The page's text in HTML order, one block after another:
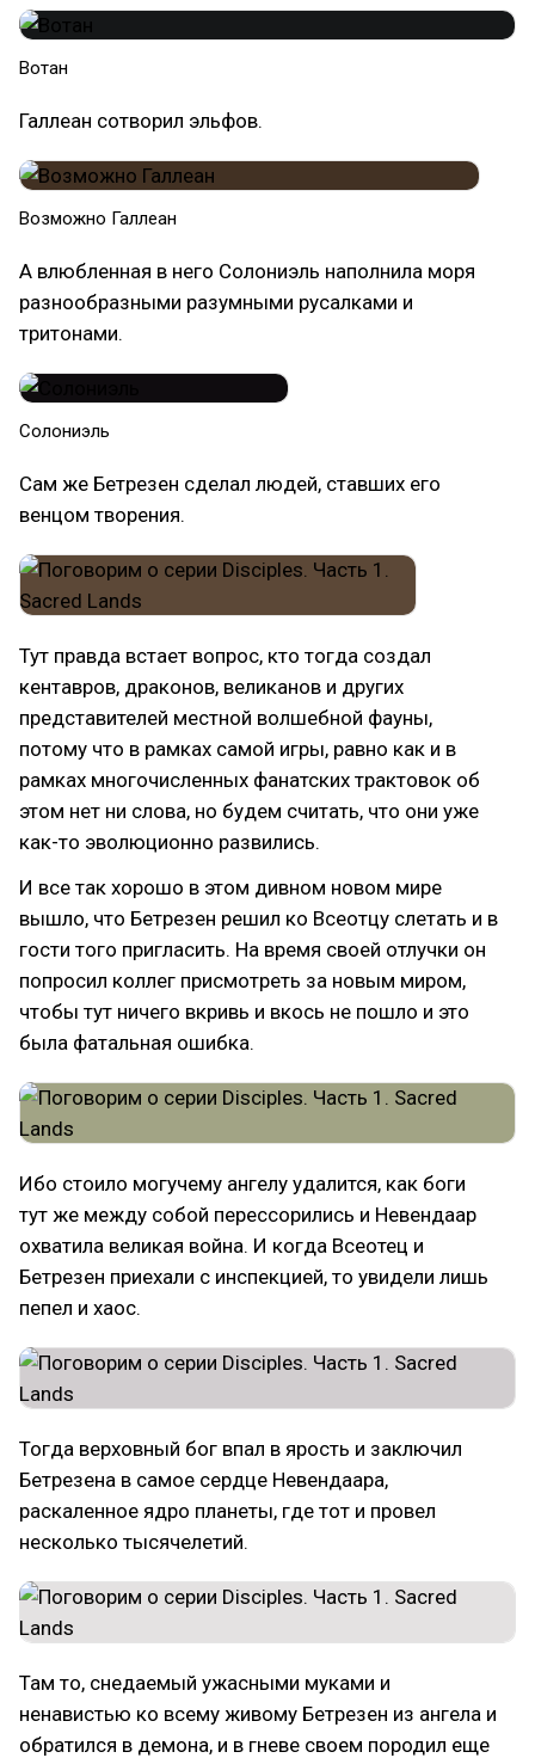
Вотан
Галлеан сотворил эльфов.
Возможно Галлеан
А влюбленная в него Солониэль наполнила моря
разнообразными разумными русалками и
тритонами.
Солониэль
Сам же Бетрезен сделал людей, ставших его
венцом творения.
Тут правда встает вопрос, кто тогда создал
кентавров, драконов, великанов и других
представителей местной волшебной фауны,
потому что в рамках самой игры, равно как и в
рамках многочисленных фанатских трактовок об
этом нет ни слова, но будем считать, что они уже
как-то эволюционно развились.
И все так хорошо в этом дивном новом мире
вышло, что Бетрезен решил ко Всеотцу слетать и в
гости того пригласить. На время своей отлучки он
попросил коллег присмотреть за новым миром,
чтобы тут ничего вкривь и вкось не пошло и это
была фатальная ошибка.
Ибо стоило могучему ангелу удалится, как боги
тут же между собой перессорились и Невендаар
охватила великая война. И когда Всеотец и
Бетрезен приехали с инспекцией, то увидели лишь
пепел и хаос.
Тогда верховный бог впал в ярость и заключил
Бетрезена в самое сердце Невендаара,
раскаленное ядро планеты, где тот и провел
несколько тысячелетий.
Там то, снедаемый ужасными муками и
ненавистью ко всему живому Бетрезен из ангела и
обратился в демона, и в гневе своем породил еще